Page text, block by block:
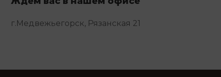
г.Медвежьегорск, Рязанская 21